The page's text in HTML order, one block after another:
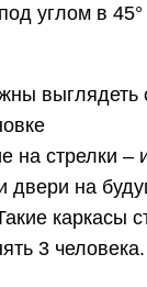
углом в
выглядеть
на стрелки –
двери на
каркасы
3 человека.